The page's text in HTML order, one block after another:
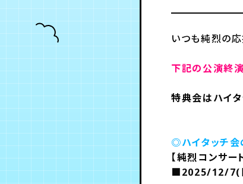
いつも純烈の応
下記の公演終
特典会はハイタ
◎ハイタッチ会
【純烈コンサー
■2025/12/7(